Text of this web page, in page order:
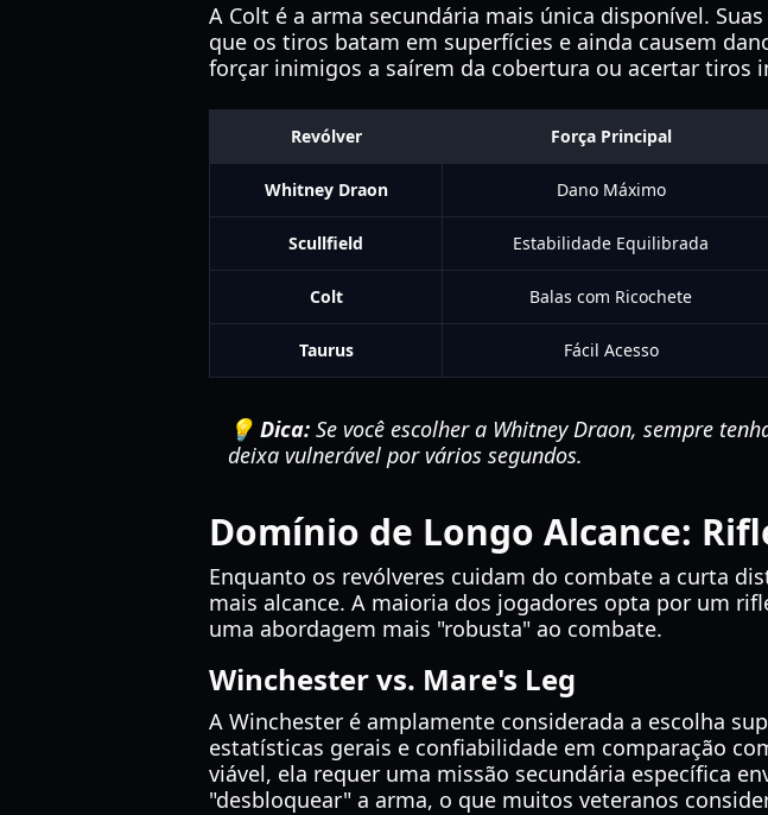
A Colt é a arma secundária mais única disponível.
que os tiros batam em superfícies e ainda causem
forçar inimigos a saírem da cobertura ou acertar tiros
Revólver Força Principal
Whitney Draon Dano Máximo
Scullfield Estabilidade Equilibrada
Colt Balas com Ricochete
Taurus Fácil Acesso
💡 Dica: Se você escolher a Whitney Draon, sempre
deixa vulnerável por vários segundos.
Domínio de Longo Alcance:
Enquanto os revólveres cuidam do combate a curta
mais alcance. A maioria dos jogadores opta por um
uma abordagem mais "robusta" ao combate.
Winchester vs. Mare's Leg
A Winchester é amplamente considerada a escolha
estatísticas gerais e confiabilidade em comparação
viável, ela requer uma missão secundária específica
"desbloquear" a arma, o que muitos veteranos